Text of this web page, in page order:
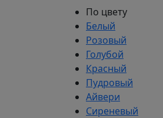
По цвету
Белый
Розовый
Голубой
Красный
Пудровый
Айвери
Сиреневый